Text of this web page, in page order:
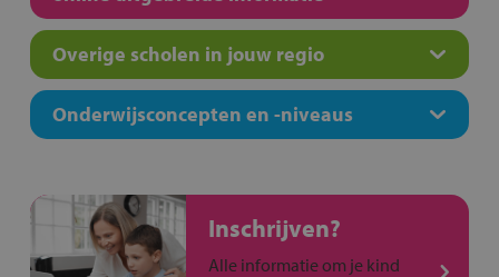
Overige scholen in jouw regio
Onderwijsconcepten en -niveaus
Inschrijven?
Alle informatie om je kind